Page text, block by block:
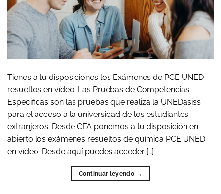
Tienes a tu disposiciones los Exámenes de PCE UNED
resueltos en vídeo. Las Pruebas de Competencias
Especificas son las pruebas que realiza la UNEDasiss
para el acceso a la universidad de los estudiantes
extranjeros. Desde CFA ponemos a tu disposición en
abierto los exámenes resueltos de química PCE UNED
en vídeo. Desde aquí puedes acceder […]
Continuar leyendo →